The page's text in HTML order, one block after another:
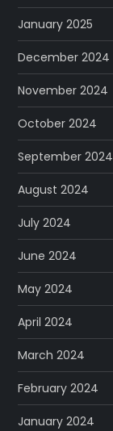
January 2025
December 2024
November 2024
October 2024
September 2024
August 2024
July 2024
June 2024
May 2024
April 2024
March 2024
February 2024
January 2024